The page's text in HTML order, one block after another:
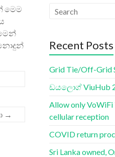
මෙම
→
Recent Posts
Grid Tie/Off-Grid
ඩයලොග් ViuHub
Allow only
cellular reception
COVID return
Sri Lanka owned,